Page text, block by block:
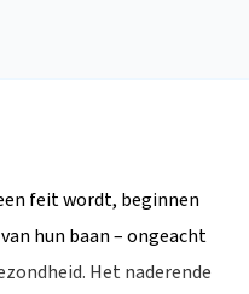
feit wordt, beginnen
hun baan – ongeacht
Het naderende